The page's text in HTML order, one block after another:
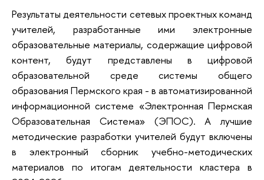
Результаты деятельности сетевых проектных команд
учителей, разработанные ими электронные
образовательные материалы, содержащие цифровой
контент, будут представлены в цифровой
образовательной среде системы общего
образования Пермского края - в автоматизированной
информационной системе «Электронная Пермская
Образовательная Система» (ЭПОС). А лучшие
методические разработки учителей будут включены
в электронный сборник учебно-методических
материалов по итогам деятельности кластера в